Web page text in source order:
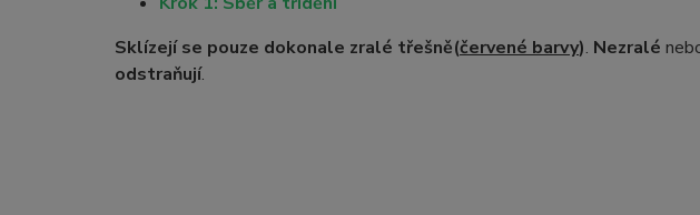
Sklízejí se pouze dokonale zralé třešně(červené barvy). Nezralé
odstraňují.